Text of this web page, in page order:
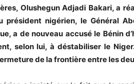
Olushegun Adjadi Bakari, a
président nigérien, le Général
a de nouveau accusé le Bénin
selon lui, à déstabiliser le
de la frontière entre les